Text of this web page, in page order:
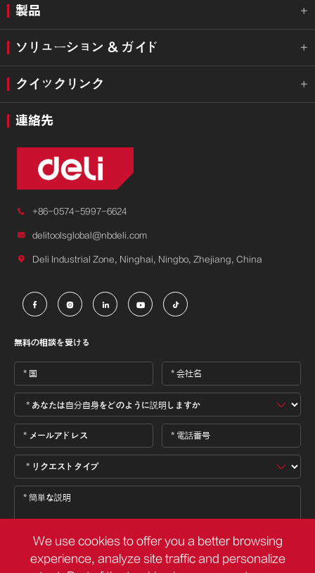
製品 
ソリューション & ガイド 
クイックリンク 
連絡先
 +86-0574-5997-6624
 delitoolsglobal@nbdeli.com
 Deli Industrial Zone, Ninghai, Ningbo, Zhejiang, China
    
無料の相談を受ける
We use cookies to offer you a better browsing
experience, analyze site traffic and personalize